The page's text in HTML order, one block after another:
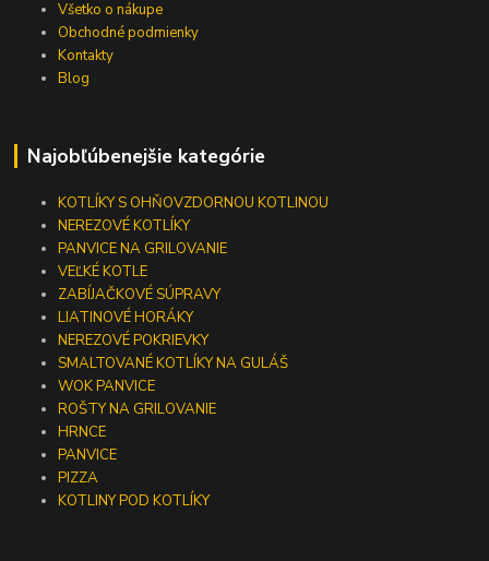
Všetko o nákupe
Obchodné podmienky
Kontakty
Blog
Najobľúbenejšie kategórie
KOTLÍKY S OHŇOVZDORNOU KOTLINOU
NEREZOVÉ KOTLÍKY
PANVICE NA GRILOVANIE
VEĽKÉ KOTLE
ZABÍJAČKOVÉ SÚPRAVY
LIATINOVÉ HORÁKY
NEREZOVÉ POKRIEVKY
SMALTOVANÉ KOTLÍKY NA GULÁŠ
WOK PANVICE
ROŠTY NA GRILOVANIE
HRNCE
PANVICE
PIZZA
KOTLINY POD KOTLÍKY